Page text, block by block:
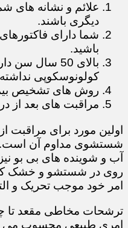
علائم و نشانه های
دیگری باشند.
شما دارای
باشید.
کولونوسکوپی نداشته
روش های تشخیص
مراقبت های بعد از
اولین مورد برای
شستشوی مداوم آن است.
آب و شوینده های بی بو
روی در شستشو و خشک
امر خود موجب تحریک و
ترشحات مخاطی مقعد تا
امری طبیعی محسوب می